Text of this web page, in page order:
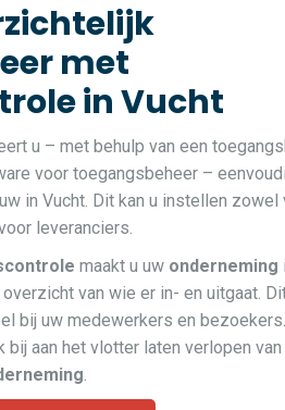
met
in Vucht
u – met behulp van een
voor toegangsbeheer –
in Vucht. Dit kan u instellen zowel
leveranciers.
maakt u uw onderneming
van wie er in- en uitgaat.
bij uw medewerkers en
bij aan het vlotter laten verlopen van
.